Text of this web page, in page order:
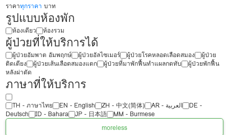
ราคาทุกราคา บาท
รูปแบบห้องพัก
ห้องเดียว ห้องรวม
ผู้ป่วยที่ให้บริการได้
ผู้ป่วยอัมพาต อัมพฤกษ์ ผู้ป่วยอัลไซเมอร์ ผู้ป่วยโรคหลอดเลือดสมอง
ผู้ป่วย
ติดเตียง
ผู้ป่วยเส้นเลือดสมองแตก ผู้ป่วยที่มาพักฟื้นทำแผลกดทับ
ผู้ป่วยพักฟื้น
หลังผ่าตัด
ภาษาที่ให้บริการ
TH - ‏ภาษาไทย EN - English ZH - 中文(简体) ‏AR - ‏العربية‏
DE -
Deutsch
ID - Bahara JP - 日本語
MM - Burmese
moreless